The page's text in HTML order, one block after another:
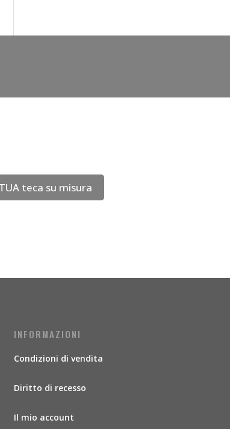
teca su misura
INFORMAZIONI
Condizioni di vendita
Diritto di recesso
Il mio account